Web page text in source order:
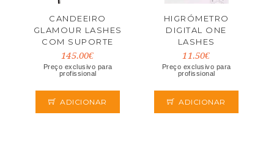
CANDEEIRO
GLAMOUR LASHES
COM SUPORTE
PARA TELEMÓVEL
145.00€
Preço exclusivo para
profissional
ADICIONAR
HIGRÓMETRO
DIGITAL ONE
LASHES
11.50€
Preço exclusivo para
profissional
ADICIONAR